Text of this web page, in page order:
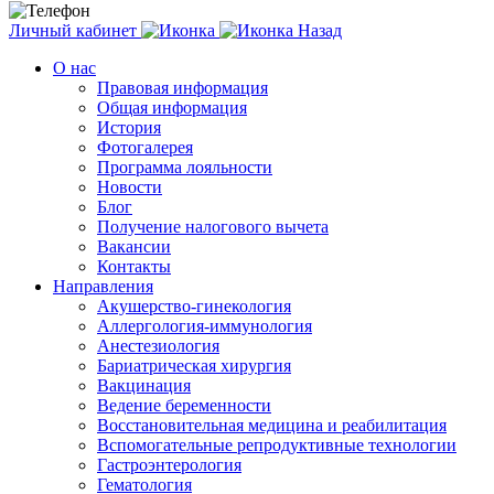
Личный кабинет
Назад
О нас
Правовая информация
Общая информация
История
Фотогалерея
Программа лояльности
Новости
Блог
Получение налогового вычета
Вакансии
Контакты
Направления
Акушерство-гинекология
Аллергология-иммунология
Анестезиология
Бариатрическая хирургия
Вакцинация
Ведение беременности
Восстановительная медицина и реабилитация
Вспомогательные репродуктивные технологии
Гастроэнтерология
Гематология